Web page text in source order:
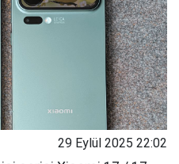
29 Eylül 2025 22:02